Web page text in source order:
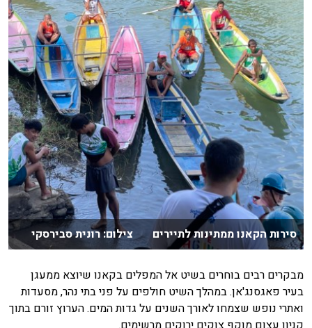
סירות הקאנו ממתינות לתיירים צילום: רונית סבירסקי
מבקרים רבים בוחרים בשיט אל המפלים בקאנו שיוצא ממעגן
בעיר פאגסנג'אן. במהלך השיט חולפים על פני בתי נהר, מסעדות
ואתרי נופש שצמחו לאורך השנים על גדות המים. הערוץ זורם בתוך